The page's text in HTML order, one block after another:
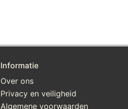
Informatie
Over ons
Privacy en veiligheid
Algemene voorwaarden